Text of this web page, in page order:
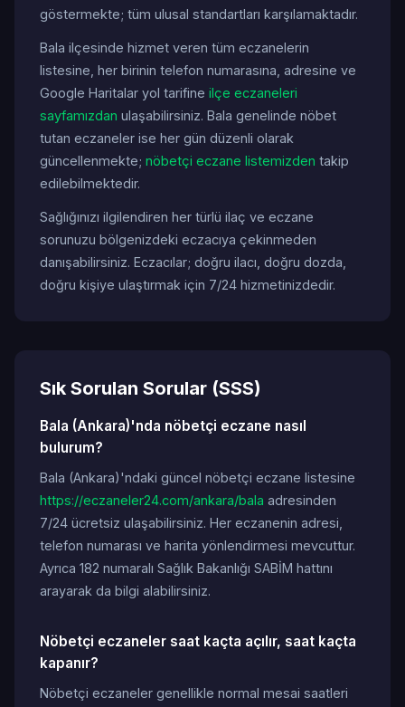
göstermekte; tüm ulusal standartları karşılamaktadır.
Bala ilçesinde hizmet veren tüm eczanelerin
listesine, her birinin telefon numarasına, adresine ve
Google Haritalar yol tarifine ilçe eczaneleri
sayfamızdan ulaşabilirsiniz. Bala genelinde nöbet
tutan eczaneler ise her gün düzenli olarak
güncellenmekte; nöbetçi eczane listemizden takip
edilebilmektedir.
Sağlığınızı ilgilendiren her türlü ilaç ve eczane
sorunuzu bölgenizdeki eczacıya çekinmeden
danışabilirsiniz. Eczacılar; doğru ilacı, doğru dozda,
doğru kişiye ulaştırmak için 7/24 hizmetinizdedir.
Sık Sorulan Sorular (SSS)
Bala (Ankara)'nda nöbetçi eczane nasıl
bulurum?
Bala (Ankara)'ndaki güncel nöbetçi eczane listesine
https://eczaneler24.com/ankara/bala adresinden
7/24 ücretsiz ulaşabilirsiniz. Her eczanenin adresi,
telefon numarası ve harita yönlendirmesi mevcuttur.
Ayrıca 182 numaralı Sağlık Bakanlığı SABİM hattını
arayarak da bilgi alabilirsiniz.
Nöbetçi eczaneler saat kaçta açılır, saat kaçta
kapanır?
Nöbetçi eczaneler genellikle normal mesai saatleri